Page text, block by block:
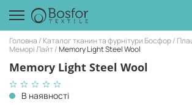
Головна Каталог тканин та фурнітури Босфор
Меморі Лайт Memory Light Steel Wool
Memory Light Steel Wool
В наявності